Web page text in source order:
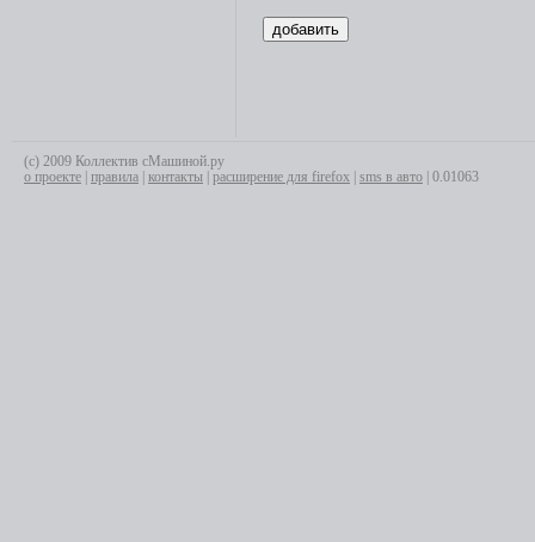
(с) 2009 Коллектив сМашиной.ру
о проекте
правила контакты расширение для firefox sms в авто | 0.01063